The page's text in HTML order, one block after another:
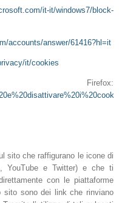
it-it/windows7/block-
accounts/answer/61416?hl=it
it/cookies
sito che raffigurano le icone di
YouTube e Twitter) e che ti
con le piattaforme
sono dei link che rinviano